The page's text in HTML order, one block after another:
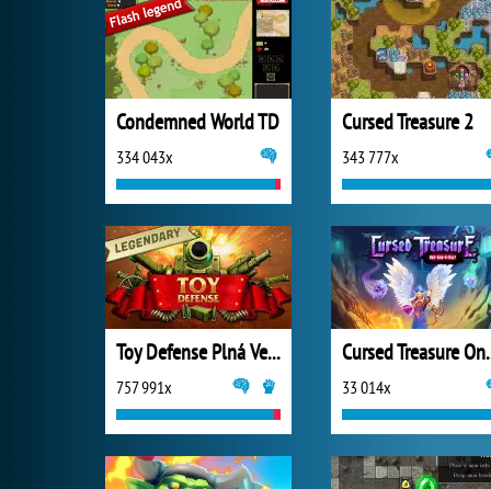
Condemned World TD
334 043x
Cursed Treasure 2
343 777x
Toy Defense Plná Verze
757 991x
Cursed
33 014x